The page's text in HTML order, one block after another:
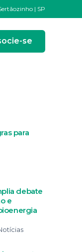
| SP
se
para
debate
e